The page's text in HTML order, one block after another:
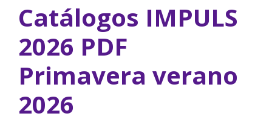
Catálogos IMPULS
2026 PDF
Primavera verano
2026